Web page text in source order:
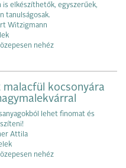
is elkészíthetők, egyszerűek,
tanulságosak.
Witzigmann
nehéz
malacfül kocsonyára
lehet finomat és
Attila
nehéz